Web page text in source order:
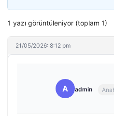
1 yazı görüntüleniyor (toplam 1)
21/05/2026: 8:12 pm
A admin